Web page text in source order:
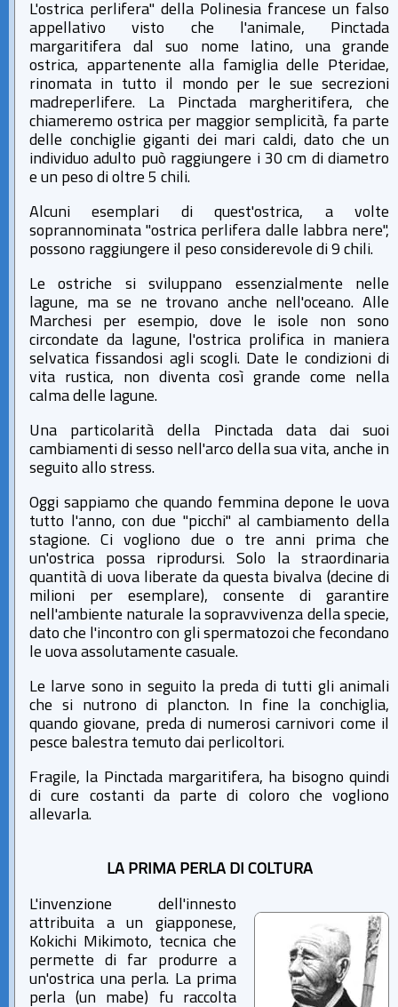
L'ostrica perlifera" della Polinesia francese un falso
appellativo visto che l'animale, Pinctada
margaritifera dal suo nome latino, una grande
ostrica, appartenente alla famiglia delle Pteridae,
rinomata in tutto il mondo per le sue secrezioni
madreperlifere. La Pinctada margheritifera, che
chiameremo ostrica per maggior semplicità, fa parte
delle conchiglie giganti dei mari caldi, dato che un
individuo adulto può raggiungere i 30 cm di diametro
e un peso di oltre 5 chili.
Alcuni esemplari di quest'ostrica, a volte
soprannominata "ostrica perlifera dalle labbra nere",
possono raggiungere il peso considerevole di 9 chili.
Le ostriche si sviluppano essenzialmente nelle
lagune, ma se ne trovano anche nell'oceano. Alle
Marchesi per esempio, dove le isole non sono
circondate da lagune, l'ostrica prolifica in maniera
selvatica fissandosi agli scogli. Date le condizioni di
vita rustica, non diventa così grande come nella
calma delle lagune.
Una particolarità della Pinctada data dai suoi
cambiamenti di sesso nell'arco della sua vita, anche in
seguito allo stress.
Oggi sappiamo che quando femmina depone le uova
tutto l'anno, con due "picchi" al cambiamento della
stagione. Ci vogliono due o tre anni prima che
un'ostrica possa riprodursi. Solo la straordinaria
quantità di uova liberate da questa bivalva (decine di
milioni per esemplare), consente di garantire
nell'ambiente naturale la sopravvivenza della specie,
dato che l'incontro con gli spermatozoi che fecondano
le uova assolutamente casuale.
Le larve sono in seguito la preda di tutti gli animali
che si nutrono di plancton. In fine la conchiglia,
quando giovane, preda di numerosi carnivori come il
pesce balestra temuto dai perlicoltori.
Fragile, la Pinctada margaritifera, ha bisogno quindi
di cure costanti da parte di coloro che vogliono
allevarla.
LA PRIMA PERLA DI COLTURA
L'invenzione dell'innesto
attribuita a un giapponese,
Kokichi Mikimoto, tecnica che
permette di far produrre a
un'ostrica una perla. La prima
perla (un mabe) fu raccolta